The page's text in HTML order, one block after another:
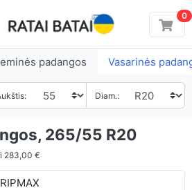
0
padangos Vasarinės
Diam.:
265/55 R20
283,00 €